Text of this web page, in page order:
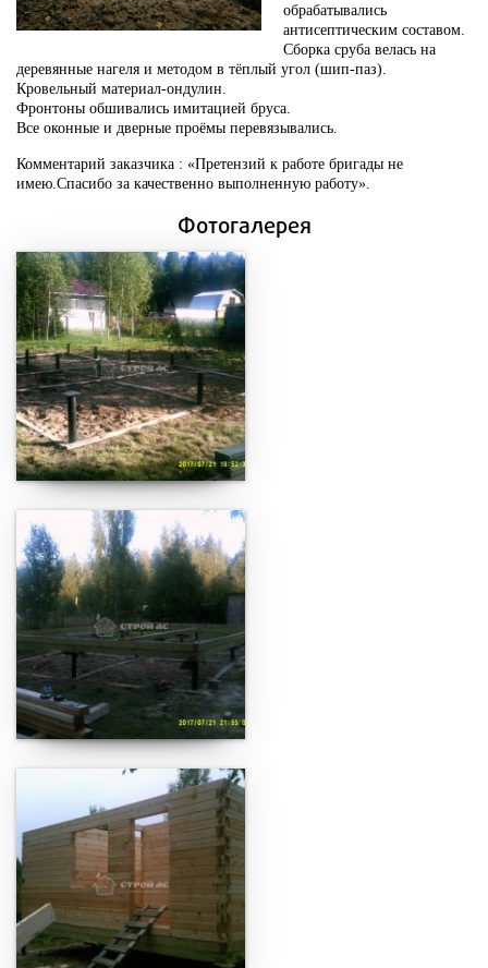
обрабатывались
антисептическим составом.
Сборка сруба велась на
деревянные нагеля и методом в тёплый угол (шип-паз).
Кровельный материал-ондулин.
Фронтоны обшивались имитацией бруса.
Все оконные и дверные проёмы перевязывались.
Комментарий заказчика : «Претензий к работе бригады не
имею.Спасибо за качественно выполненную работу».
Фотогалерея